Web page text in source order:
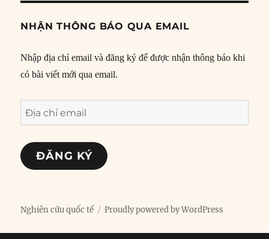
NHẬN THÔNG BÁO QUA EMAIL
Nhập địa chỉ email và đăng ký để được nhận thông báo khi
có bài viết mới qua email.
Địa
chỉ
email
ĐĂNG KÝ
Nghiên cứu quốc tế Proudly powered by WordPress